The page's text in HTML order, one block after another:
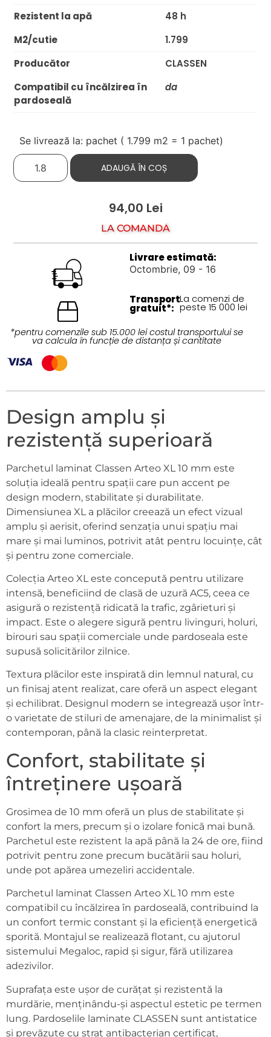
Rezistent la apă
48 h
M2/cutie
1.799
Producător
CLASSEN
Compatibil cu încălzirea în
pardoseală
da
Se livrează la: pachet ( 1.799 m2 = 1 pachet)
ADAUGĂ ÎN COȘ
94,00 Lei
LA COMANDĂ
Livrare estimată:
Octombrie, 09 - 16
Transport
gratuit*:
La comenzi de
peste 15 000 lei
*pentru comenzile sub 15.000 lei costul transportului se
va calcula în funcție de distanța și cantitate
Design amplu și
rezistență superioară
Parchetul laminat Classen Arteo XL 10 mm este
soluția ideală pentru spații care pun accent pe
design modern, stabilitate și durabilitate.
Dimensiunea XL a plăcilor creează un efect vizual
amplu și aerisit, oferind senzația unui spațiu mai
mare și mai luminos, potrivit atât pentru locuințe, cât
și pentru zone comerciale.
Colecția Arteo XL este concepută pentru utilizare
intensă, beneficiind de clasă de uzură AC5, ceea ce
asigură o rezistență ridicată la trafic, zgârieturi și
impact. Este o alegere sigură pentru livinguri, holuri,
birouri sau spații comerciale unde pardoseala este
supusă solicitărilor zilnice.
Textura plăcilor este inspirată din lemnul natural, cu
un finisaj atent realizat, care oferă un aspect elegant
și echilibrat. Designul modern se integrează ușor într-
o varietate de stiluri de amenajare, de la minimalist și
contemporan, până la clasic reinterpretat.
Confort, stabilitate și
întreținere ușoară
Grosimea de 10 mm oferă un plus de stabilitate și
confort la mers, precum și o izolare fonică mai bună.
Parchetul este rezistent la apă până la 24 de ore, fiind
potrivit pentru zone precum bucătării sau holuri,
unde pot apărea umezeliri accidentale.
Parchetul laminat Classen Arteo XL 10 mm este
compatibil cu încălzirea în pardoseală, contribuind la
un confort termic constant și la eficiență energetică
sporită. Montajul se realizează flotant, cu ajutorul
sistemului Megaloc, rapid și sigur, fără utilizarea
adezivilor.
Suprafața este ușor de curățat și rezistentă la
murdărie, menținându-și aspectul estetic pe termen
lung. Pardoselile laminate CLASSEN sunt antistatice
și prevăzute cu strat antibacterian certificat,